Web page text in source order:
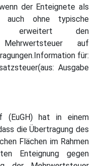
der Enteignete als
auch ohne typische
erweitert den
auf
für:
Ausgabe
(EuGH) hat in einem
die Übertragung des
Flächen im Rahmen
Enteignung gegen